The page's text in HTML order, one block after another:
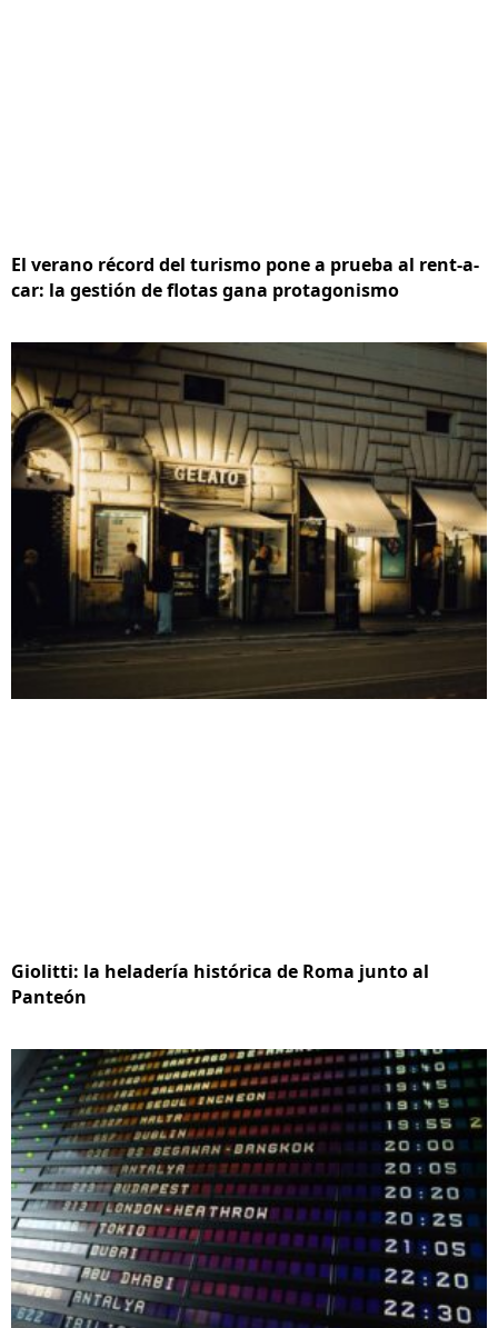
El verano récord del turismo pone a prueba al rent-a-
car: la gestión de flotas gana protagonismo
Giolitti: la heladería histórica de Roma junto al
Panteón